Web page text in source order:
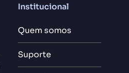
Institucional
Quem somos
Suporte